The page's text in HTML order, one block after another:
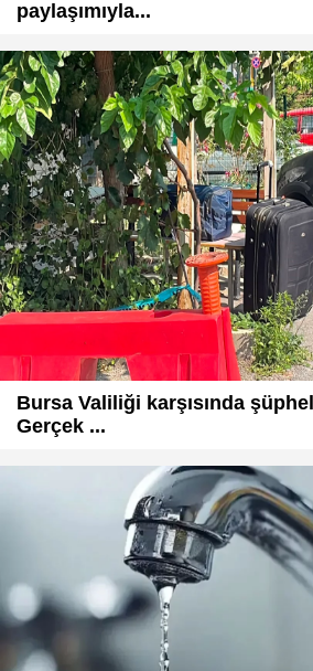
paylaşımıyla...
Bursa Valiliği karşısında
Gerçek ...